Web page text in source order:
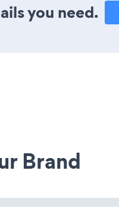
you need.
Brand